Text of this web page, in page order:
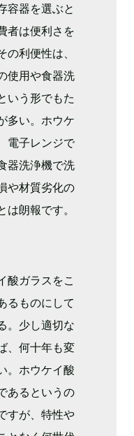
容器を選ぶと
者は便利さを
の利便性は、
使用や食器洗
いう形でもた
多い。ホウケ
電子レンジで
器洗浄機で洗
や材質劣化の
は朗報です。
酸ガラスをこ
るものにして
。少し適切な
、何十年も変
。ホウケイ酸
あるというの
すが、特性や